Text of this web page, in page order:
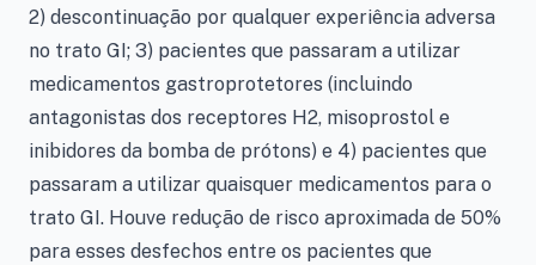
2) descontinuação por qualquer experiência adversa
no trato GI; 3) pacientes que passaram a utilizar
medicamentos gastroprotetores (incluindo
antagonistas dos receptores H2, misoprostol e
inibidores da bomba de prótons) e 4) pacientes que
passaram a utilizar quaisquer medicamentos para o
trato GI. Houve redução de risco aproximada de 50%
para esses desfechos entre os pacientes que